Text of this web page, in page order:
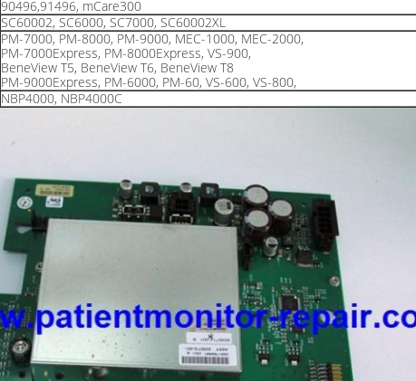
90496,91496, mCare300
SC60002, SC6000, SC7000, SC60002XL
PM-7000, PM-8000, PM-9000, MEC-1000, MEC-2000,
PM-7000Express, PM-8000Express, VS-900,
BeneView T5, BeneView T6, BeneView T8
PM-9000Express, PM-6000, PM-60, VS-600, VS-800,
NBP4000, NBP4000C